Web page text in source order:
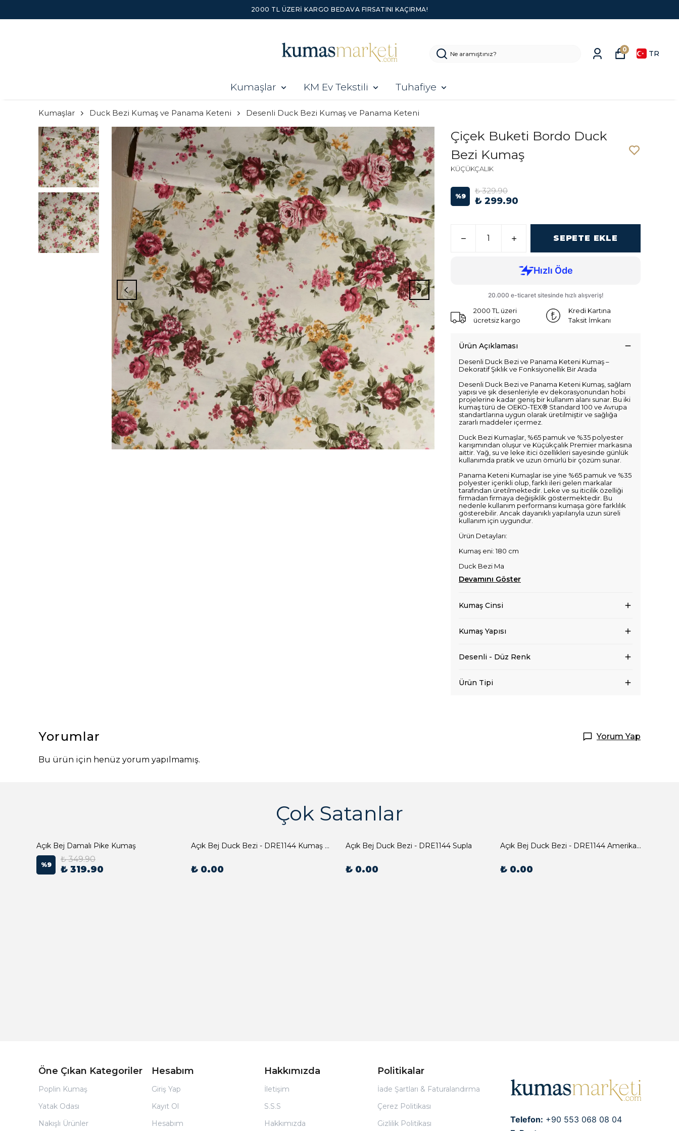
2000 TL ÜZERI KARGO BEDAVA FIRSATINI KAÇIRMA!
Kumaşlar KM Ev Tekstili Tuhafiye
0 TR
Kumaşlar Duck Bezi Kumaş ve Panama Keteni Desenli Duck Bezi Kumaş ve Panama Keteni
Çiçek Buketi Bordo Duck
Bezi Kumaş
KÜÇÜKÇALIK
%9
₺ 329.90
₺ 299.90
SEPETE EKLE
2000 TL üzeri
ücretsiz kargo
Kredi Kartına
Taksit İmkanı
Ürün Açıklaması
Desenli Duck Bezi ve Panama Keteni Kumaş –
Dekoratif Şıklık ve Fonksiyonellik Bir Arada
Desenli Duck Bezi ve Panama Keteni Kumaş, sağlam
yapısı ve şık desenleriyle ev dekorasyonundan hobi
projelerine kadar geniş bir kullanım alanı sunar. Bu iki
kumaş türü de OEKO-TEX® Standard 100 ve Avrupa
standartlarına uygun olarak üretilmiştir ve sağlığa
zararlı maddeler içermez.
Duck Bezi Kumaşlar, %65 pamuk ve %35 polyester
karışımından oluşur ve Küçükçalık Premier markasına
aittir. Yağ, su ve leke itici özellikleri sayesinde günlük
kullanımda pratik ve uzun ömürlü bir çözüm sunar.
Panama Keteni Kumaşlar ise yine %65 pamuk ve %35
polyester içerikli olup, farklı ileri gelen markalar
tarafından üretilmektedir. Leke ve su iticilik özelliği
firmadan firmaya değişiklik göstermektedir. Bu
nedenle kullanım performansı kumaşa göre farklılık
gösterebilir. Ancak dayanıklı yapılarıyla uzun süreli
kullanım için uygundur.
Ürün Detayları:
Kumaş eni: 180 cm
Duck Bezi Ma
Devamını Göster
Kumaş Cinsi
Kumaş Yapısı
Desenli - Düz Renk
Ürün Tipi
Yorumlar Yorum Yap
Bu ürün için henüz yorum yapılmamış.
Çok Satanlar
Açık Bej Damalı Pike Kumaş
%9
₺ 349.90
₺ 319.90
Açık Bej Duck Bezi - DRE1144 Kumaş Peçete
₺ 0.00
Açık Bej Duck Bezi - DRE1144 Supla
₺ 0.00
Açık Bej Duck Bezi - DRE1144 Amerikan Servis
₺ 0.00
Öne Çıkan Kategoriler
Poplin Kumaş
Yatak Odası
Nakışlı Ürünler
Hesabım
Giriş Yap
Kayıt Ol
Hesabım
Hakkımızda
İletişim
S.S.S
Hakkımızda
Politikalar
İade Şartları & Faturalandırma
Çerez Politikası
Gizlilik Politikası
Telefon: +90 553 068 08 04